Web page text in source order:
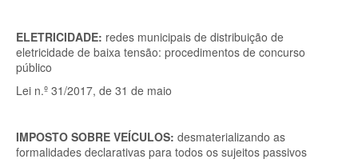
ELETRICIDADE: redes municipais de distribuição de
eletricidade de baixa tensão: procedimentos de concurso
público
Lei n.º 31/2017, de 31 de maio
IMPOSTO SOBRE VEÍCULOS: desmaterializando as
formalidades declarativas para todos os sujeitos passivos